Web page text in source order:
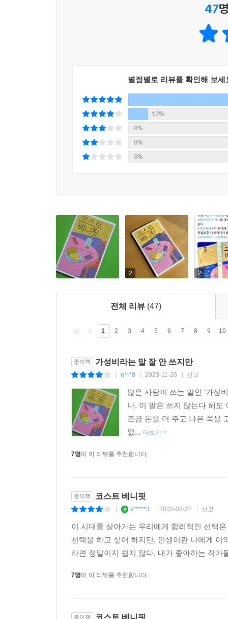
인생을 가성비 좋게 살려면 어떤 계획을 세워야
이진의 「빈집 채우기」에서 주인공 ‘나’는 남
끌어모아 식기세척기만은 사고 말겠다는, 처절하
정명섭의 「그리고 행성에는 아무도 없었다」
우주 여객선이 외계행성 XG 2214에 불시착하
탈출 로켓에 올라야 한다고 주장한다. SF와 가성
씁쓸함에 웃고 우는 나날, 가성비를 따지는 것
베니핏』의 주인공들을 보고 있으면, 그들이 보
만다. 이런저런 계산들로 골머리 앓는 현대인들에
소설 속 주인공 재연은 외로움을 많이 탑니다. 혼
시간을 보내줄, 고독을 잊게 해줄 누군가를요. 그
보일 수밖에 없습니다.
일부러 인터넷 강의를 수강한다든가 체력을 높이
갑자기 당신의 혼자력은 안녕하신지 궁금해집
서비스를 소개해 드려야겠군요. 절친 대행이라는
― 조영주
‘가격 대비 성능의 비율’의 준말인 ‘가성비’는 언
사람과 먹은 음식은 끔찍하게 느껴지듯이 감정
생각이 간절해졌다. 갈 수 없다고 생각하니 더욱
밟아보고 싶다. 오랜 시간 기다려 떠나는 태국 여행
― 김의경
결혼할 때 저의 지상 목표는 최대한 돈을 적게
당장 돈을 아끼는 데는 성공했을지 몰라도, ‘가격
47
별점별로 리뷰를 확인해 보세
13%
0%
0%
0%
2 2
전체 리뷰 (47)
1 2 3 4 5 6 7 8 9 10
종이책 가성비라는 말 잘 안 쓰지만
n***8 2023-11-26 신고
많은 사람이 쓰는 말인 ‘가성
나. 이 말은 쓰지 않는다 해도
조금 돈을 더 주고 나은 쪽을
없... 더보기
7명이 이 리뷰를 추천합니다.
종이책 코스트 베니핏
k*****3 2022-07-22 신고
이 시대를 살아가는 우리에게 합리적인 선택
선택을 하고 싶어 하지만, 인생이란 나에게
라면 정말이지 쉽지 않다. 내가 좋아하는 작
7명이 이 리뷰를 추천합니다.
종이책 코스트 베니핏